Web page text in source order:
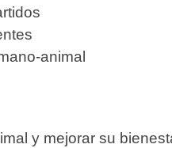
animal
y mejorar su